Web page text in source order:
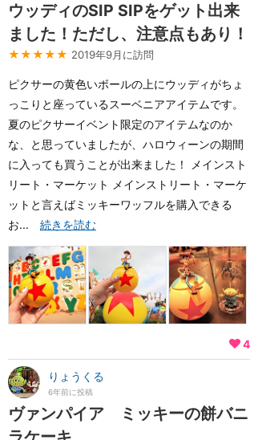
ウッディのSIP SIPをゲット出来
ました！ただし、注意点もあり！
★★★★★ 2019年9月に訪問
ピクサーの黄色いボールの上にウッディがちょ
っこりと座っているスーベニアアイテムです。
夏のピクサーイベント限定のアイテムなのか
な、と思っていましたが、ハロウィーンの期間
に入っても買うことが出来ました！ メインスト
リート・マーケット メインストリート・マーケ
ットと言えばミッキーワッフルを購入できる
お... 続きを読む
4
りょうくる
6年前に投稿
ヴァンパイア ミッキーの餅バニ